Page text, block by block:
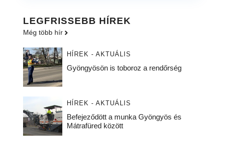
LEGFRISSEBB HÍREK
Még több hír
HÍREK - AKTUÁLIS
Gyöngyösön is toboroz a rendőrség
HÍREK - AKTUÁLIS
Befejeződött a munka Gyöngyös és
Mátrafüred között